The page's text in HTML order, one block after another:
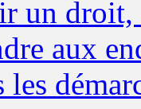
un droit,
aux
les